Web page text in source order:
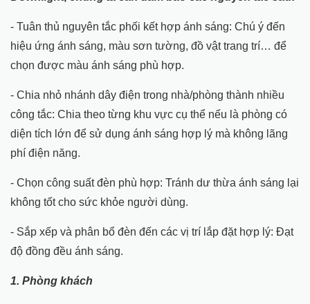
- Tuân thủ nguyên tắc phối kết hợp ánh sáng: Chú ý đến
hiệu ứng ánh sáng, màu sơn tường, đồ vật trang trí… để
chọn được màu ánh sáng phù hợp.
- Chia nhỏ nhánh dây điện trong nhà/phòng thành nhiều
công tắc: Chia theo từng khu vực cụ thể nếu là phòng có
diện tích lớn để sử dụng ánh sáng hợp lý mà không lãng
phí điện năng.
- Chọn công suất đèn phù hợp: Tránh dư thừa ánh sáng lại
không tốt cho sức khỏe người dùng.
- Sắp xếp và phân bổ đèn đến các vị trí lắp đặt hợp lý: Đạt
độ đồng đều ánh sáng.
1. Phòng khách